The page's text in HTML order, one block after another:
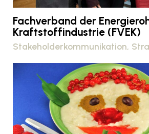
Fachverband der
Kraftstoffindustrie (FVEK)
Stakeholderkommunikation